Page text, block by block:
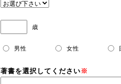
歳
男性 女性
著書を選択してください※